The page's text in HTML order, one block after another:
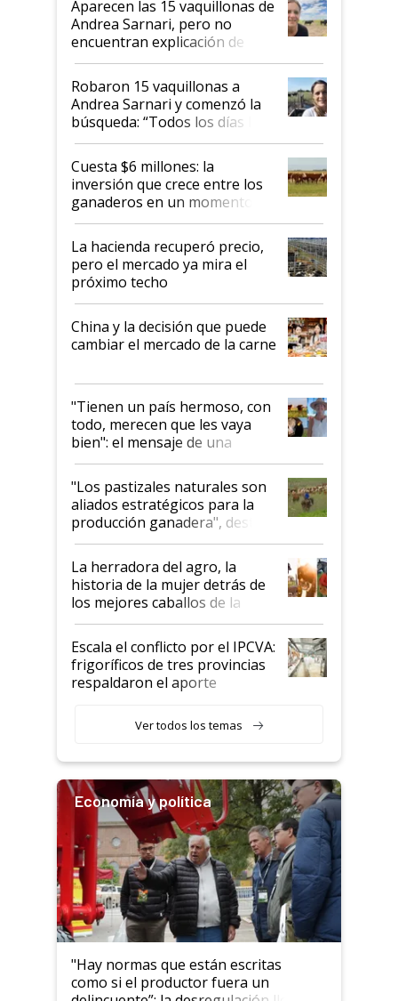
nacional"
Aparecen las 15 vaquillonas de
Andrea Sarnari, pero no
encuentran explicación de
cómo llegaron allí
Robaron 15 vaquillonas a
Andrea Sarnari y comenzó la
búsqueda: “Todos los días le
toca a algún productor”
Cuesta $6 millones: la
inversión que crece entre los
ganaderos en un momento
histórico para la actividad
La hacienda recuperó precio,
pero el mercado ya mira el
próximo techo
China y la decisión que puede
cambiar el mercado de la carne
"Tienen un país hermoso, con
todo, merecen que les vaya
bien": el mensaje de una
ganadera uruguaya sobre las
oportunidades que se abren
para el agro en Argentina, con
foco en la carne
"Los pastizales naturales son
aliados estratégicos para la
producción ganadera", destaca
la iniciativa que ya reúne a 46
establecimientos en Argentina
La herradora del agro, la
historia de la mujer detrás de
los mejores caballos de la
Argentina y los mitos que
todavía hacen sufrir a estos
animales: "Mientras me
descalificaban, yo seguí
haciendo currículum"
Escala el conflicto por el IPCVA:
frigoríficos de tres provincias
respaldaron el aporte
Ver todos los temas
Economía y política
"Hay normas que están escritas
como si el productor fuera un